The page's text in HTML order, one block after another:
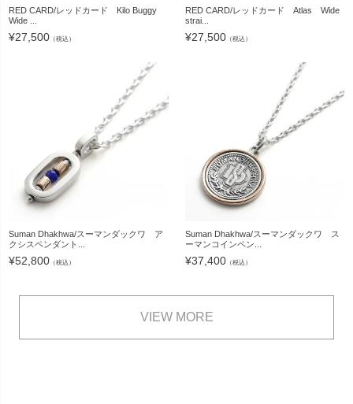
RED CARD/レッドカード Kilo Buggy
Wide ...
¥27,500 （税込）
RED CARD/レッドカード Atlas Wide
strai...
¥27,500（税込）
Suman Dhakhwa/スーマンダックワ ア
クシスペンダント...
¥52,800 （税込）
Suman Dhakhwa/スーマンダックワ ス
ーマンコインペン...
¥37,400（税込）
VIEW MORE